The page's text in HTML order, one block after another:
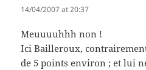
14/04/2007 at 20:37
Meuuuuhhh non !
Ici Bailleroux, contrairement
de 5 points environ ; et lui